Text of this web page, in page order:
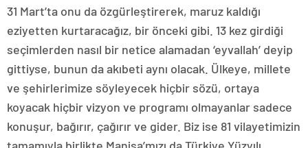
31 Mart’ta onu da özgürleştirerek, maruz kaldığı
eziyetten kurtaracağız, bir önceki gibi. 13 kez girdiği
seçimlerden nasıl bir netice alamadan ‘eyvallah’ deyip
gittiyse, bunun da akıbeti aynı olacak. Ülkeye, millete
ve şehirlerimize söyleyecek hiçbir sözü, ortaya
koyacak hiçbir vizyon ve programı olmayanlar sadece
konuşur, bağırır, çağırır ve gider. Biz ise 81 vilayetimizin